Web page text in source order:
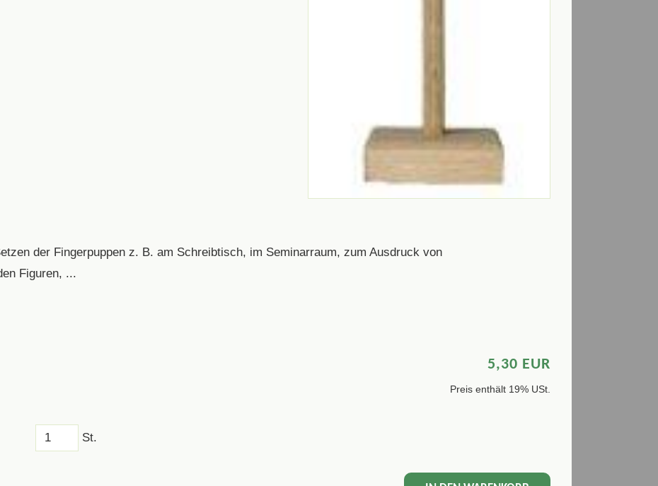
der Fingerpuppen z. B. am Schreibtisch, im Seminarraum, zum Ausdruck von
Figuren, ...
5,30 EUR
Preis enthält 19% USt.
St.